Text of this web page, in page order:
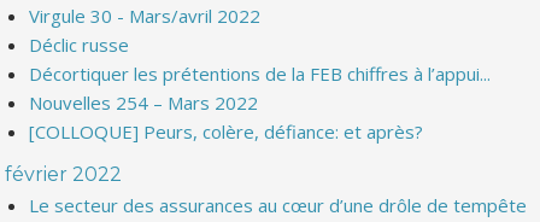
Virgule 30 - Mars/avril 2022
Déclic russe
Décortiquer les prétentions de la FEB chiffres à l’appui...
Nouvelles 254 – Mars 2022
[COLLOQUE] Peurs, colère, défiance: et après?
février 2022
Le secteur des assurances au cœur d’une drôle de tempête